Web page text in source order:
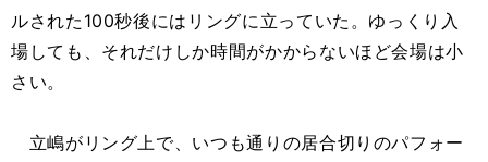
ルされた100秒後にはリングに立っていた。ゆっくり入
場しても、それだけしか時間がかからないほど会場は小
さい。
立嶋がリング上で、いつも通りの居合切りのパフォー